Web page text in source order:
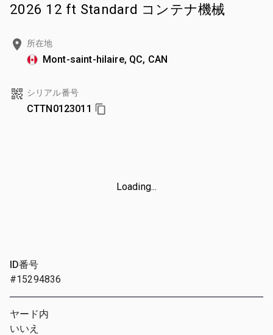
2026 12 ft Standard コンテナ機械
所在地
Mont-saint-hilaire, QC, CAN
シリアル番号
CTTN0123011
Loading...
ID番号
#15294836
ヤード内
いいえ